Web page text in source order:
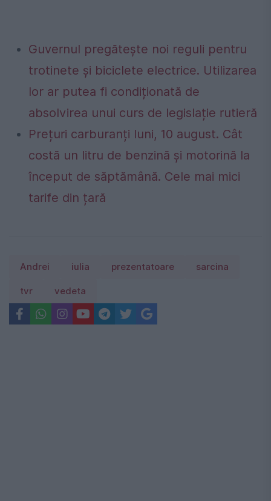
Guvernul pregătește noi reguli pentru
trotinete și biciclete electrice. Utilizarea
lor ar putea fi condiționată de
absolvirea unui curs de legislație rutieră
Prețuri carburanți luni, 10 august. Cât
costă un litru de benzină și motorină la
început de săptămână. Cele mai mici
tarife din țară
Andrei iulia prezentatoare sarcina
tvr vedeta